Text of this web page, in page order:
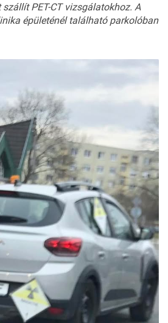
PET-CT vizsgálatokhoz. A
épületénél található parkolóban